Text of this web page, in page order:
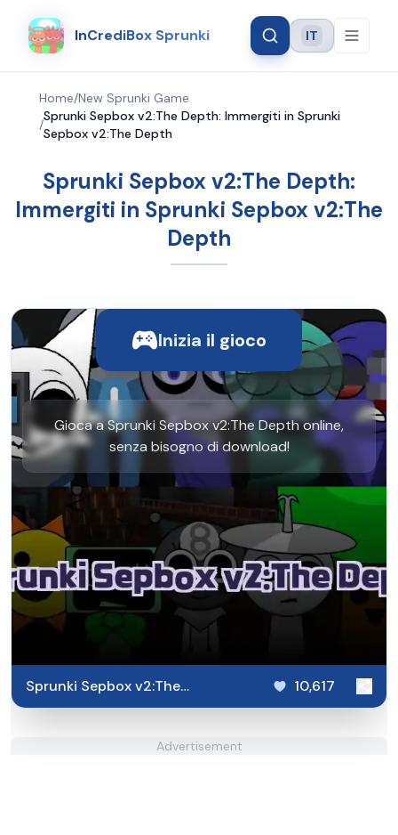
InCrediBox Sprunki Language
IT
Home/New Sprunki Game
/
Sprunki Sepbox v2:The Depth: Immergiti in Sprunki
Sepbox v2:The Depth
Sprunki Sepbox v2:The Depth:
Immergiti in Sprunki Sepbox v2:The
Depth
Inizia il gioco
Gioca a Sprunki Sepbox v2:The Depth online,
senza bisogno di download!
Sprunki Sepbox v2:The
Depth
10,617
Advertisement